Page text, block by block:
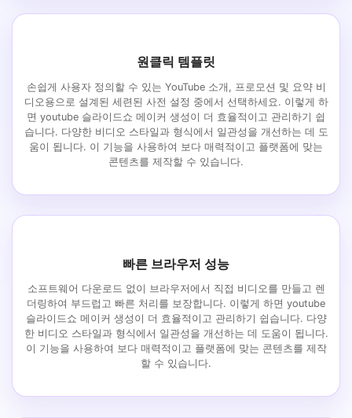
원클릭 템플릿
손쉽게 사용자 정의할 수 있는 YouTube 소개, 프로모션 및 요약 비
디오용으로 설계된 세련된 사전 설정 중에서 선택하세요. 이렇게 하
면 youtube 슬라이드쇼 메이커 생성이 더 효율적이고 관리하기 쉽
습니다. 다양한 비디오 스타일과 형식에서 일관성을 개선하는 데 도
움이 됩니다. 이 기능을 사용하여 보다 매력적이고 플랫폼에 맞는
콘텐츠를 제작할 수 있습니다.
빠른 브라우저 성능
소프트웨어 다운로드 없이 브라우저에서 직접 비디오를 만들고 렌
더링하여 부드럽고 빠른 처리를 보장합니다. 이렇게 하면 youtube
슬라이드쇼 메이커 생성이 더 효율적이고 관리하기 쉽습니다. 다양
한 비디오 스타일과 형식에서 일관성을 개선하는 데 도움이 됩니다.
이 기능을 사용하여 보다 매력적이고 플랫폼에 맞는 콘텐츠를 제작
할 수 있습니다.